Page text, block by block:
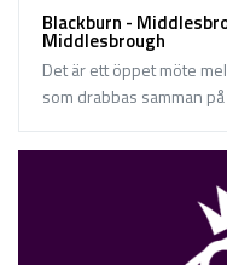
Blackburn -
Middlesbrough
Det är ett öppet möte
som drabbas samman